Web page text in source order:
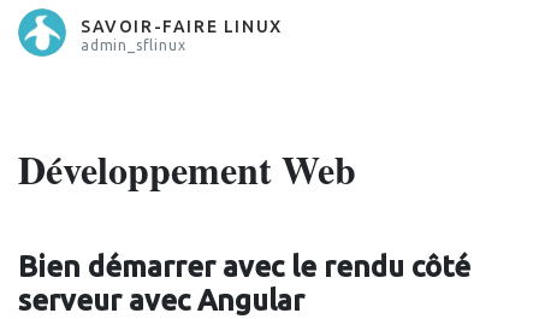
SAVOIR-FAIRE LINUX
admin_sflinux
Développement Web
Bien démarrer avec le rendu côté
serveur avec Angular